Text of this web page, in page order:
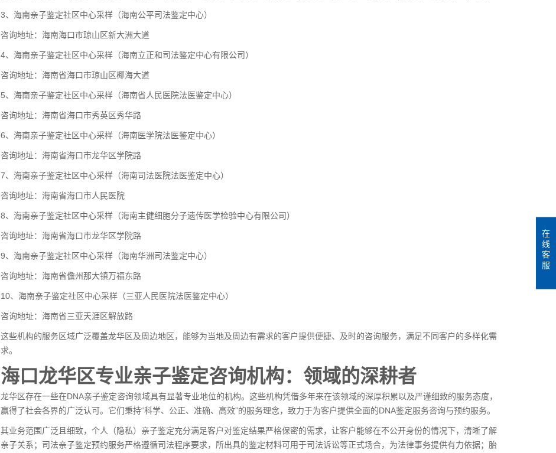
3、海南亲子鉴定社区中心采样（海南公平司法鉴定中心）
咨询地址：海南海口市琼山区新大洲大道
4、海南亲子鉴定社区中心采样（海南立正和司法鉴定中心有限公司）
咨询地址：海南省海口市琼山区椰海大道
5、海南亲子鉴定社区中心采样（海南省人民医院法医鉴定中心）
咨询地址：海南省海口市秀英区秀华路
6、海南亲子鉴定社区中心采样（海南医学院法医鉴定中心）
咨询地址：海南省海口市龙华区学院路
7、海南亲子鉴定社区中心采样（海南司法医院法医鉴定中心）
咨询地址：海南省海口市人民医院
8、海南亲子鉴定社区中心采样（海南主健细胞分子遗传医学检验中心有限公司）
咨询地址：海南省海口市龙华区学院路
9、海南亲子鉴定社区中心采样（海南华洲司法鉴定中心）
咨询地址：海南省儋州那大镇万福东路
10、海南亲子鉴定社区中心采样（三亚人民医院法医鉴定中心）
咨询地址：海南省三亚天涯区解放路
这些机构的服务区域广泛覆盖龙华区及周边地区，能够为当地及周边有需求的客户提供便捷、及时的咨询服务，满足不同客户的多样化需
求。
海口龙华区专业亲子鉴定咨询机构：领域的深耕者
龙华区存在一些在DNA亲子鉴定咨询领域具有显著专业地位的机构。这些机构凭借多年来在该领域的深厚积累以及严谨细致的服务态度，
赢得了社会各界的广泛认可。它们秉持“科学、公正、准确、高效”的服务理念，致力于为客户提供全面的DNA鉴定服务咨询与预约服务。
其业务范围广泛且细致，个人（隐私）亲子鉴定充分满足客户对鉴定结果严格保密的需求，让客户能够在不公开身份的情况下，清晰了解
亲子关系；司法亲子鉴定预约服务严格遵循司法程序要求，所出具的鉴定材料可用于司法诉讼等正式场合，为法律事务提供有力依据； 胎
在
线
客
服